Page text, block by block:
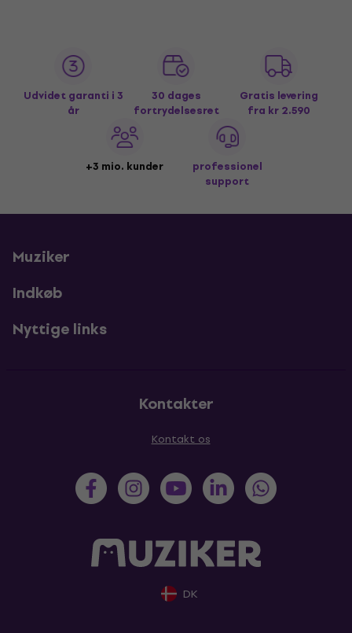
Udvidet garanti i 3
år
30 dages
fortrydelsesret
Gratis levering
fra kr 2.590
+3 mio. kunder
professionel
support
Muziker
Indkøb
Nyttige links
Kontakter
Kontakt os
DK